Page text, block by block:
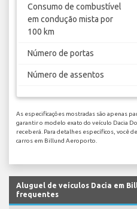
Consumo de combustível
em condução mista por
100 km
Número de portas
Número de assentos
As especificações mostradas são apenas
garantir o modelo exato do veículo Dacia
receberá. Para detalhes específicos, você
carros em Billund Aeroporto.
Aluguel de veículos Dacia em
frequentes